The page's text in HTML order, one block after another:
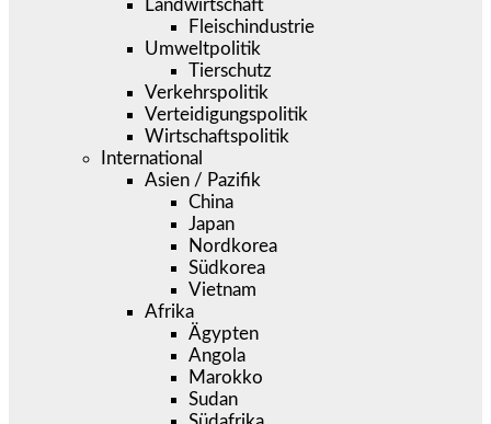
Landwirtschaft
Fleischindustrie
Umweltpolitik
Tierschutz
Verkehrspolitik
Verteidigungspolitik
Wirtschaftspolitik
International
Asien / Pazifik
China
Japan
Nordkorea
Südkorea
Vietnam
Afrika
Ägypten
Angola
Marokko
Sudan